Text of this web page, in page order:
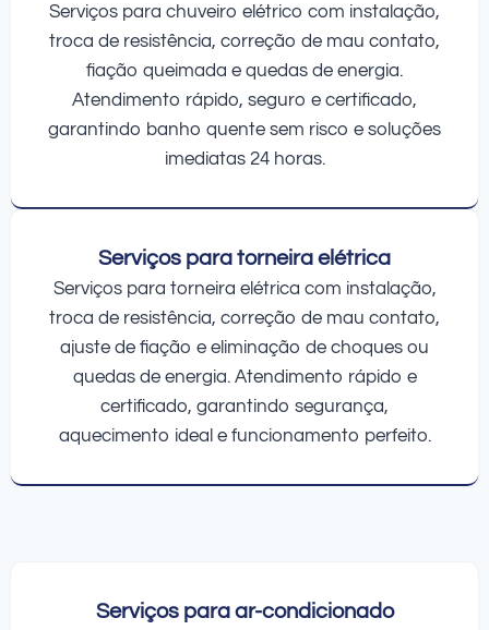
Serviços para chuveiro elétrico com instalação,
troca de resistência, correção de mau contato,
fiação queimada e quedas de energia.
Atendimento rápido, seguro e certificado,
garantindo banho quente sem risco e soluções
imediatas 24 horas.
Serviços para torneira elétrica
Serviços para torneira elétrica com instalação,
troca de resistência, correção de mau contato,
ajuste de fiação e eliminação de choques ou
quedas de energia. Atendimento rápido e
certificado, garantindo segurança,
aquecimento ideal e funcionamento perfeito.
Serviços para ar-condicionado